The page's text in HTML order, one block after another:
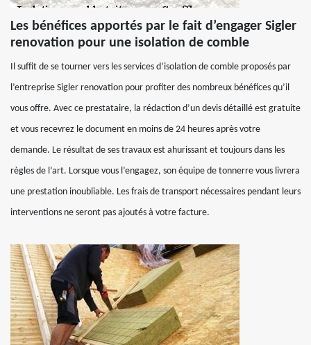
Les bénéfices apportés par le fait d’engager Sigler
renovation pour une isolation de comble
Il suffit de se tourner vers les services d’isolation de comble proposés par
l’entreprise Sigler renovation pour profiter des nombreux bénéfices qu’il
vous offre. Avec ce prestataire, la rédaction d’un devis détaillé est gratuite
et vous recevrez le document en moins de 24 heures après votre
demande. Le résultat de ses travaux est ahurissant et toujours dans les
règles de l’art. Lorsque vous l’engagez, son équipe de tonnerre vous livrera
une prestation inoubliable. Les frais de transport nécessaires pendant leurs
interventions ne seront pas ajoutés à votre facture.